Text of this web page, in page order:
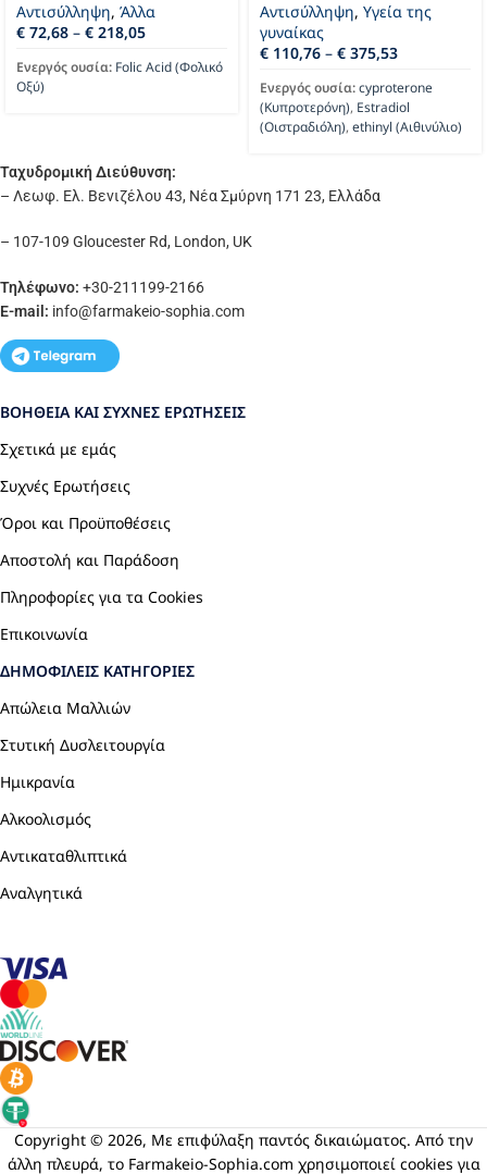
Αντισύλληψη, Άλλα
€ 72,68 – € 218,05
Ενεργός ουσία: Folic Acid (Φολικό
Οξύ)
Αντισύλληψη, Υγεία της
γυναίκας
€ 110,76 – € 375,53
Ενεργός ουσία:cyproterone
(Κυπροτερόνη), Estradiol
(Οιστραδιόλη), ethinyl (Αιθινύλιο)
Ταχυδρομική Διεύθυνση:
– Λεωφ. Ελ. Βενιζέλου 43, Νέα Σμύρνη 171 23, Ελλάδα
– 107-109 Gloucester Rd, London, UK
Τηλέφωνο: +30-211199-2166
E-mail: info@farmakeio-sophia.com
ΒΟΉΘΕΙΑ ΚΑΙ ΣΥΧΝΈΣ ΕΡΩΤΉΣΕΙΣ
Σχετικά με εμάς
Συχνές Ερωτήσεις
Όροι και Προϋποθέσεις
Αποστολή και Παράδοση
Πληροφορίες για τα Cookies
Επικοινωνία
ΔΗΜΟΦΙΛΕΊΣ ΚΑΤΗΓΟΡΊΕΣ
Απώλεια Μαλλιών
Στυτική Δυσλειτουργία
Ημικρανία
Αλκοολισμός
Αντικαταθλιπτικά
Αναλγητικά
Copyright © 2026, Με επιφύλαξη παντός δικαιώματος. Από την
άλλη πλευρά, το Farmakeio-Sophia.com χρησιμοποιεί cookies για